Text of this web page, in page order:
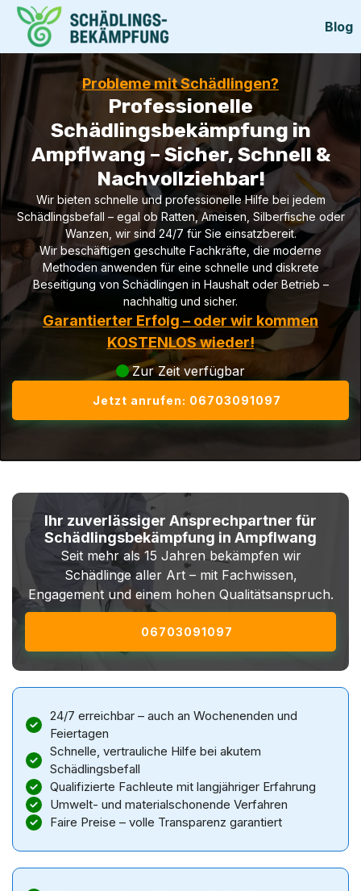
Blog
Probleme mit Schädlingen?
Professionelle
Schädlingsbekämpfung in
Ampflwang – Sicher, Schnell &
Nachvollziehbar!
Wir bieten schnelle und professionelle Hilfe bei jedem
Schädlingsbefall – egal ob Ratten, Ameisen, Silberfische oder
Wanzen, wir sind 24/7 für Sie einsatzbereit.
Wir beschäftigen geschulte Fachkräfte, die moderne
Methoden anwenden für eine schnelle und diskrete
Beseitigung von Schädlingen in Haushalt oder Betrieb –
nachhaltig und sicher.
Garantierter Erfolg – oder wir kommen
KOSTENLOS wieder!
Zur Zeit verfügbar
Jetzt anrufen: 06703091097
Ihr zuverlässiger Ansprechpartner für
Schädlingsbekämpfung in Ampflwang
Seit mehr als 15 Jahren bekämpfen wir
Schädlinge aller Art – mit Fachwissen,
Engagement und einem hohen Qualitätsanspruch.
06703091097
24/7 erreichbar – auch an Wochenenden und
Feiertagen
Schnelle, vertrauliche Hilfe bei akutem
Schädlingsbefall
Qualifizierte Fachleute mit langjähriger Erfahrung
Umwelt- und materialschonende Verfahren
Faire Preise – volle Transparenz garantiert